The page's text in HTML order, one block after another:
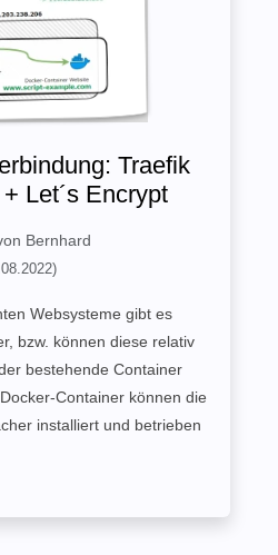
Traefik
Let´s Encrypt
Bernhard
Websysteme gibt es
bzw. können diese relativ
bestehende Container
Container können die
installiert und betrieben